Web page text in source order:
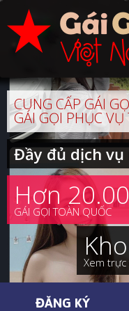
CUNG CẤP GÁI
GÁI GỌI PHỤC VỤ
Đầy đủ dịch vụ
Hơn
GÁI GỌI TOÀN QUỐC
Xem
ĐĂNG KÝ